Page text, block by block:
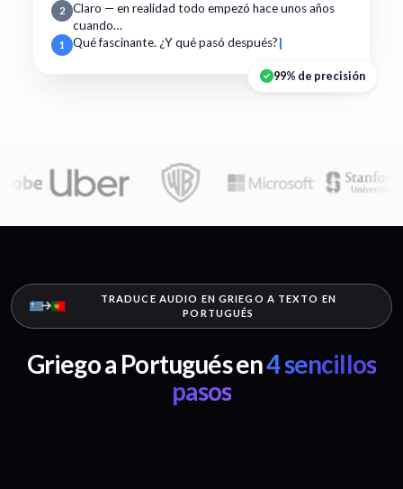
2
Claro — en realidad todo empezó hace unos años
cuando…
1 Qué fascinante. ¿Y qué pasó después?
99% de precisión
TRADUCE AUDIO EN GRIEGO A TEXTO EN
PORTUGUÉS
Griego a Portugués en4 sencillos
pasos